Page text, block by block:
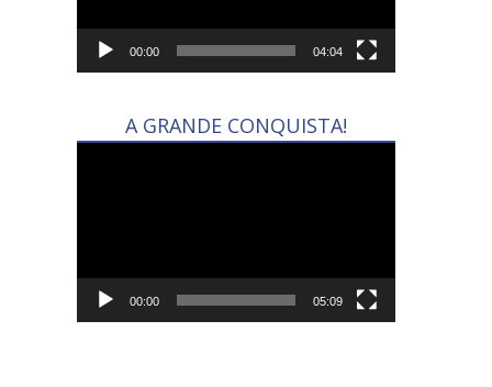
00:00 04:04
A GRANDE CONQUISTA!
00:00 05:09